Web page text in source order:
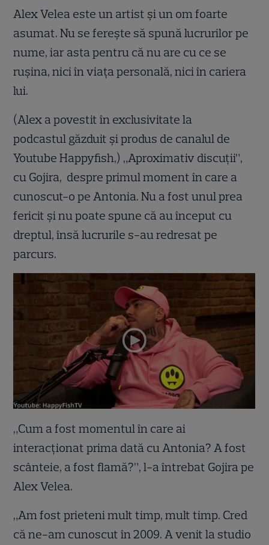
Alex Velea este un artist și un om foarte
asumat. Nu se ferește să spună lucrurilor pe
nume, iar asta pentru că nu are cu ce se
rușina, nici în viața personală, nici în cariera
lui.
(Alex a povestit în exclusivitate la
podcastul găzduit și produs de canalul de
Youtube Happyfish,) „Aproximativ discuții”,
cu Gojira, despre primul moment în care a
cunoscut-o pe Antonia. Nu a fost unul prea
fericit și nu poate spune că au început cu
dreptul, însă lucrurile s-au redresat pe
parcurs.
„Cum a fost momentul în care ai
interacționat prima dată cu Antonia? A fost
scânteie, a fost flamă?”, l-a întrebat Gojira pe
Alex Velea.
„Am fost prieteni mult timp, mult timp. Cred
că ne-am cunoscut în 2009. A venit la studio